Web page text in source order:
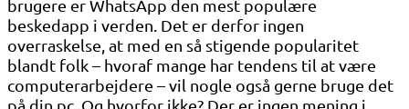
brugere er WhatsApp den mest populære
beskedapp i verden. Det er derfor ingen
overraskelse, at med en så stigende popularitet
blandt folk – hvoraf mange har tendens til at være
computerarbejdere – vil nogle også gerne bruge det
på din pc. Og hvorfor ikke? Der er ingen mening i